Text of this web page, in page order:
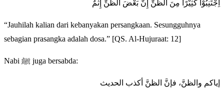
اِجْتَنِبُوْا كَثِيْرًا مِنَ الظَّنِّ إِنَّ بَعْضَ الظَّنِّ إِثْمٌ
“Jauhilah kalian dari kebanyakan persangkaan. Sesungguhnya
sebagian prasangka adalah dosa.” [QS. Al-Hujuraat: 12]
Nabi ﷺ juga bersabda:
إياكم والظنَّ، فإنَّ الظنَّ أكذب الحديث